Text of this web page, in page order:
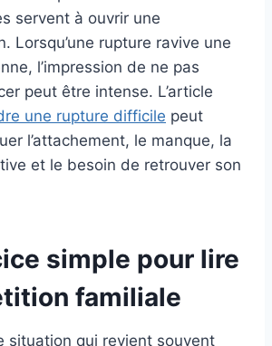
servent à ouvrir une
Lorsqu’une rupture ravive une
l’impression de ne pas
peut être intense. L’article
une rupture difficile peut
l’attachement, le manque, la
et le besoin de retrouver son
simple pour lire
familiale
situation qui revient souvent